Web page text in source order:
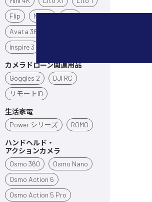
Flip
Neo 2
Neo
Avata 360
Inspire 3
カメラドローン関連用品
Goggles 2
DJI RC
リモートID
生活家電
Power シリーズ
ROMO
ハンドヘルド・
アクションカメラ
Osmo 360
Osmo Nano
Osmo Action 6
Osmo Action 5 Pro